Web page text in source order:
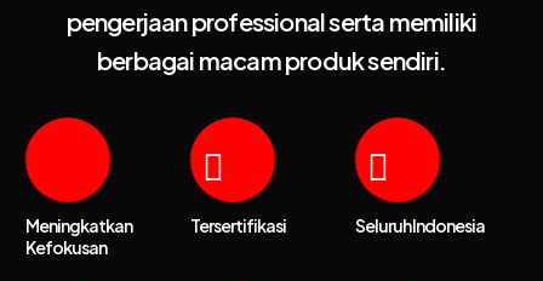
pengerjaan professional serta memiliki
berbagai macam produk sendiri.
Meningkatkan
Kefokusan
Tersertifikasi Seluruh Indonesia